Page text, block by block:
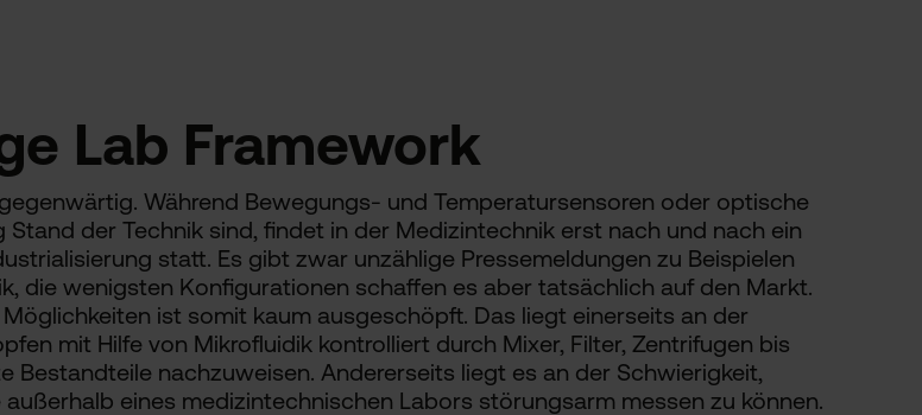
Lab Framework
Während Bewegungs- und Temperatursensoren oder optische
der Technik sind, findet in der Medizintechnik erst nach und nach ein
statt. Es gibt zwar unzählige Pressemeldungen zu Beispielen
die wenigsten Konfigurationen schaffen es aber tatsächlich auf den Markt.
ist somit kaum ausgeschöpft. Das liegt einerseits an der
mit Hilfe von Mikrofluidik kontrolliert durch Mixer, Filter, Zentrifugen bis
Bestandteile nachzuweisen. Andererseits liegt es an der Schwierigkeit,
eines medizintechnischen Labors störungsarm messen zu können.